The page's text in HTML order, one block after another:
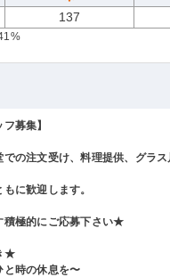
137
募集】
の注文受け、料理提供、グラ
に歓迎します。
極的にご応募下さい★
★
と時の休息を〜